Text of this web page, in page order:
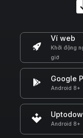
Ví web
Khởi động
giờ
Google
Android 8+
Android 8+